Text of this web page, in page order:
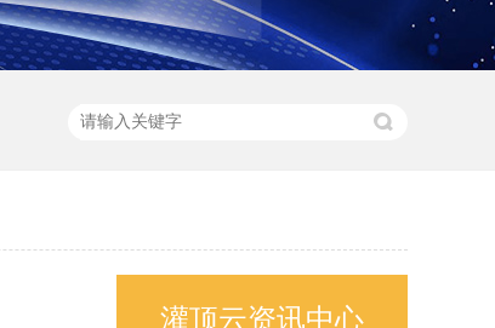
灌顶云资讯中心